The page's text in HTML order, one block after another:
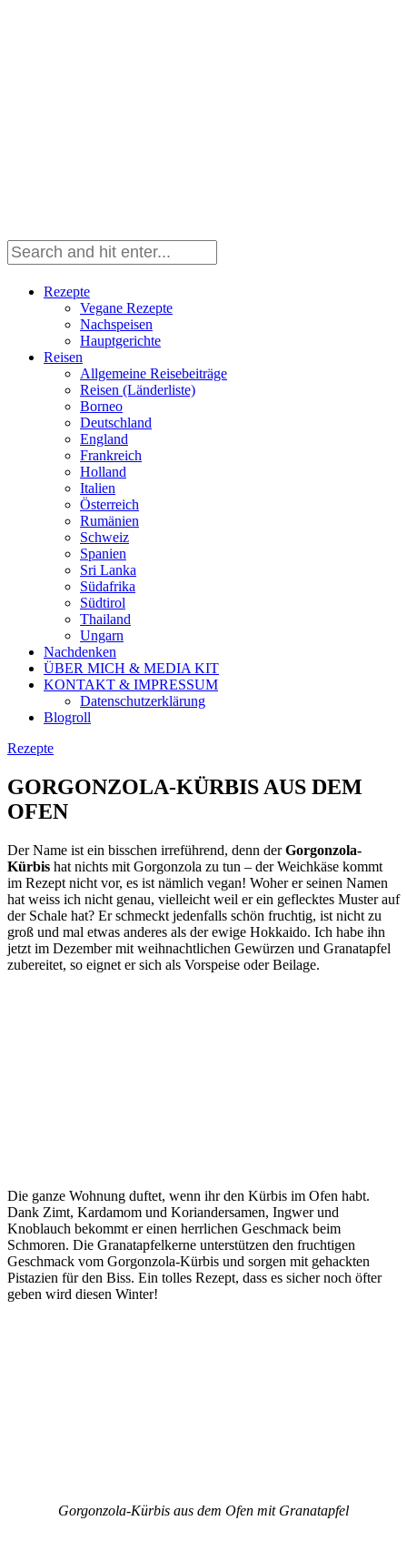
Rezepte
Vegane Rezepte
Nachspeisen
Hauptgerichte
Reisen
Allgemeine Reisebeiträge
Reisen (Länderliste)
Borneo
Deutschland
England
Frankreich
Holland
Italien
Österreich
Rumänien
Schweiz
Spanien
Sri Lanka
Südafrika
Südtirol
Thailand
Ungarn
Nachdenken
ÜBER MICH & MEDIA KIT
KONTAKT & IMPRESSUM
Datenschutzerklärung
Blogroll
Rezepte
GORGONZOLA-KÜRBIS AUS DEM
OFEN
Der Name ist ein bisschen irreführend, denn derGorgonzola-
Kürbis hat nichts mit Gorgonzola zu tun – der Weichkäse kommt
im Rezept nicht vor, es ist nämlich vegan! Woher er seinen Namen
hat weiss ich nicht genau, vielleicht weil er ein geflecktes Muster auf
der Schale hat? Er schmeckt jedenfalls schön fruchtig, ist nicht zu
groß und mal etwas anderes als der ewige Hokkaido. Ich habe ihn
jetzt im Dezember mit weihnachtlichen Gewürzen und Granatapfel
zubereitet, so eignet er sich als Vorspeise oder Beilage.
Die ganze Wohnung duftet, wenn ihr den Kürbis im Ofen habt.
Dank Zimt, Kardamom und Koriandersamen, Ingwer und
Knoblauch bekommt er einen herrlichen Geschmack beim
Schmoren. Die Granatapfelkerne unterstützen den fruchtigen
Geschmack vom Gorgonzola-Kürbis und sorgen mit gehackten
Pistazien für den Biss. Ein tolles Rezept, dass es sicher noch öfter
geben wird diesen Winter!
Gorgonzola-Kürbis aus dem Ofen mit Granatapfel